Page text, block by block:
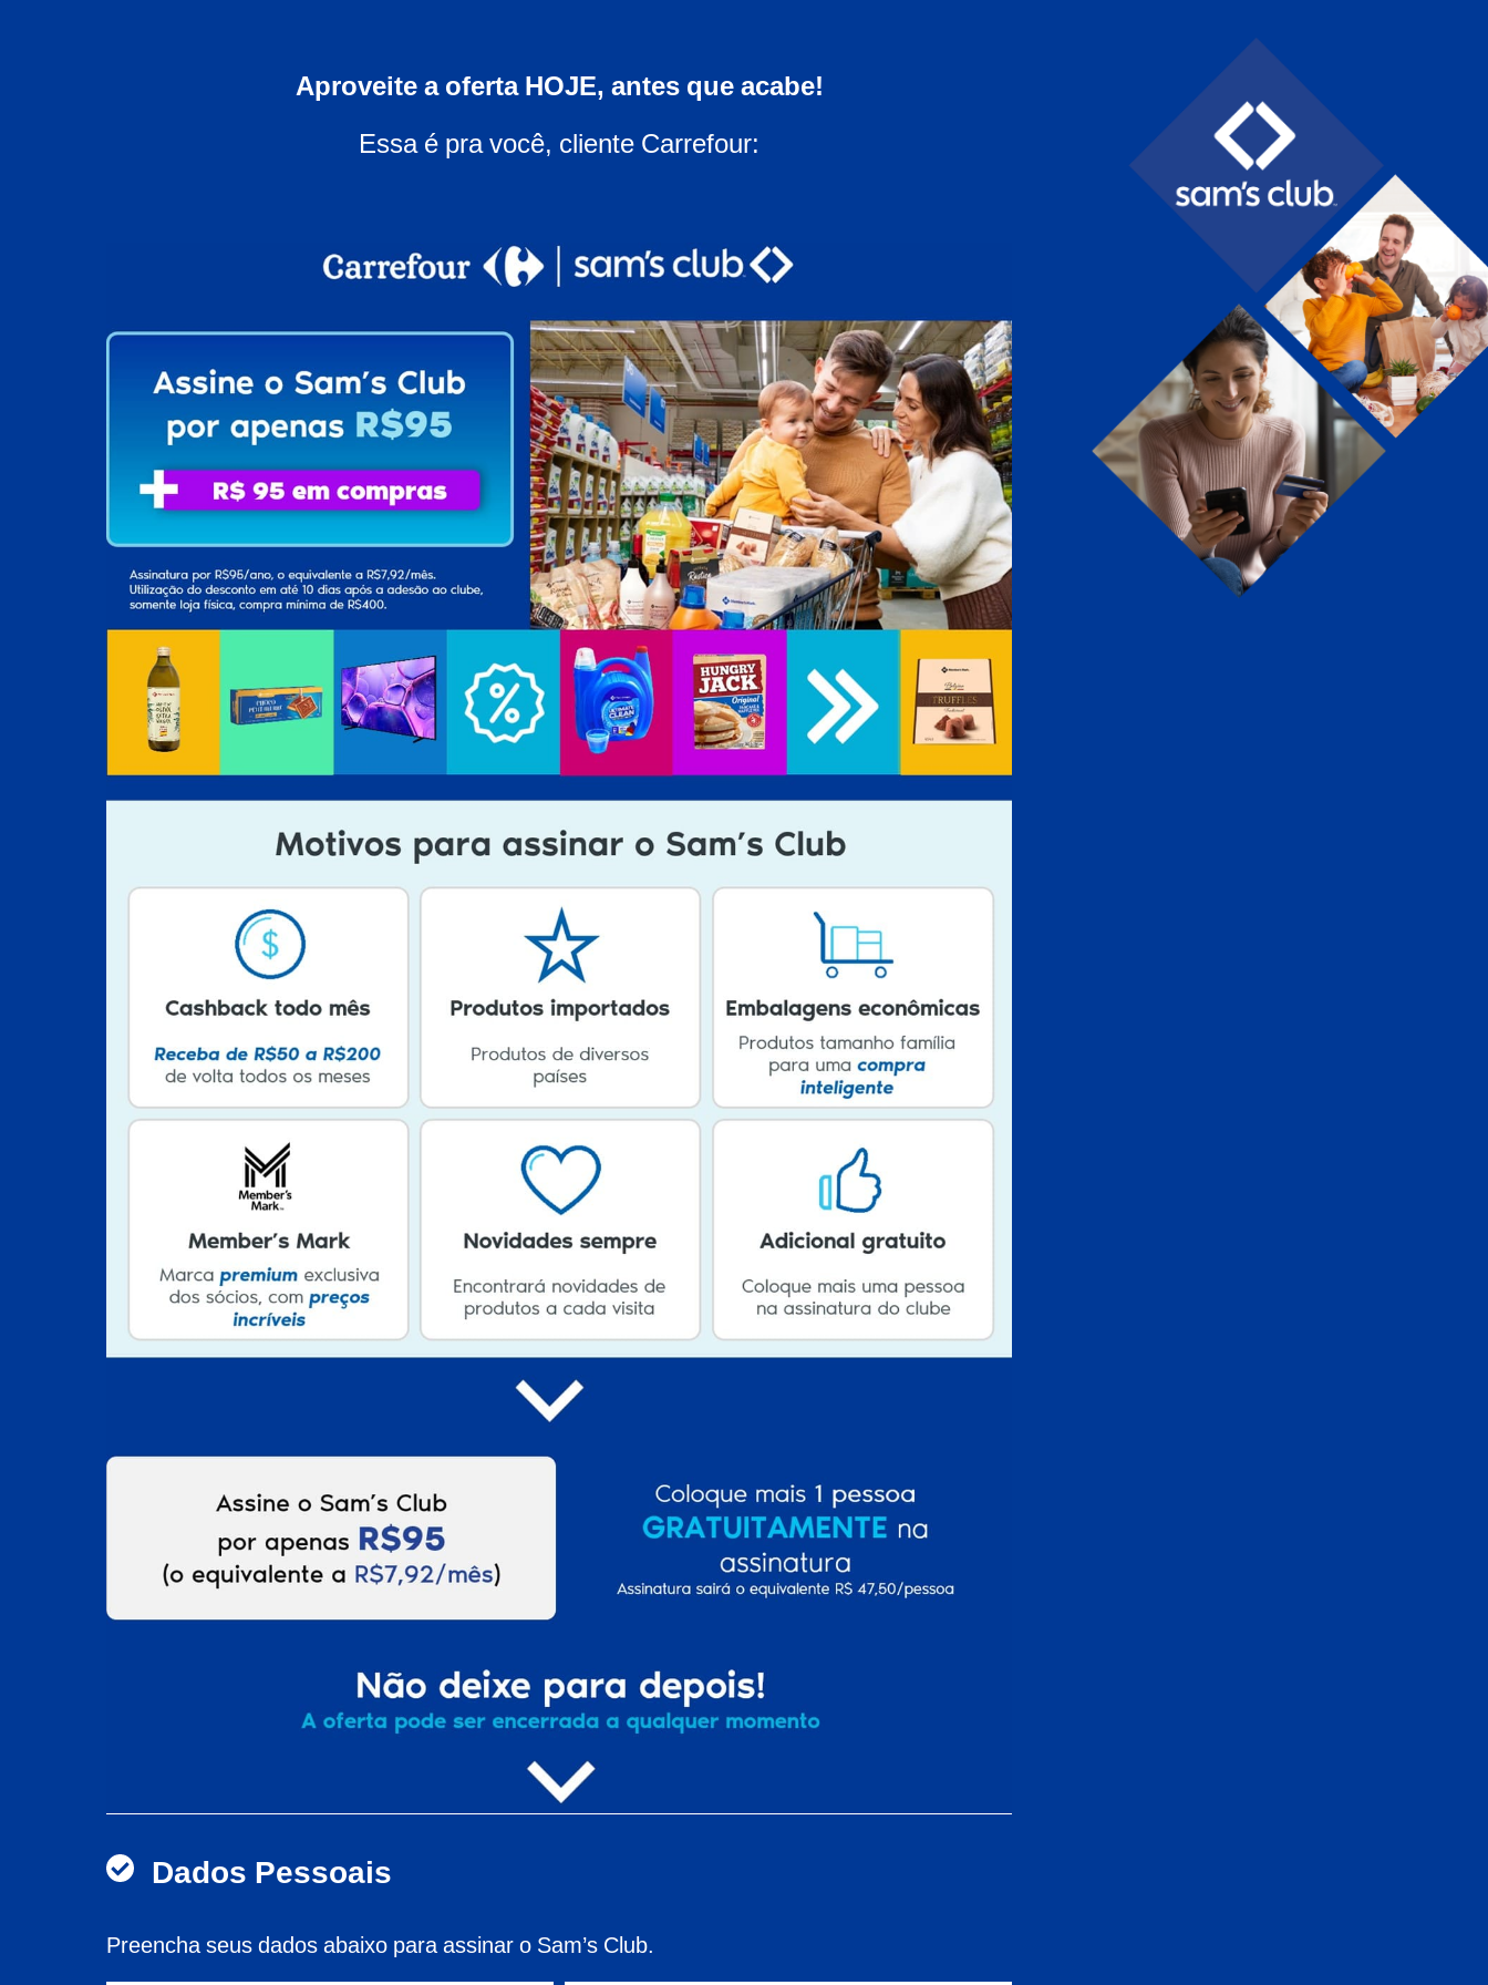
Aproveite a oferta HOJE, antes que acabe!
Essa é pra você, cliente Carrefour:
Dados Pessoais
Preencha seus dados abaixo para assinar o Sam’s Club.